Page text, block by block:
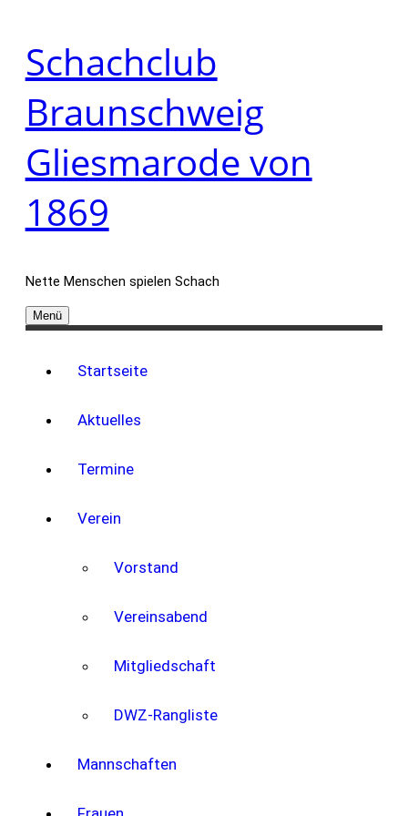
Zum
Inhalt
springen
Schachclub
Braunschweig
Gliesmarode von
1869
Nette Menschen spielen Schach
Menü
Startseite
Aktuelles
Termine
Verein
Vorstand
Vereinsabend
Mitgliedschaft
DWZ-Rangliste
Mannschaften